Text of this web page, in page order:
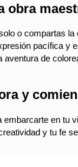
obra
o compartas
pacífica y
aventura de
y
embarcarte en tu
y tu fe